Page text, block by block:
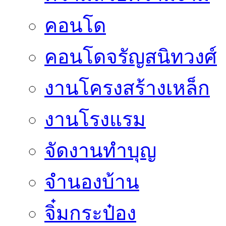
คอนโด
คอนโดจรัญสนิทวงศ์
งานโครงสร้างเหล็ก
งานโรงแรม
จัดงานทำบุญ
จำนองบ้าน
จิ๋มกระป๋อง